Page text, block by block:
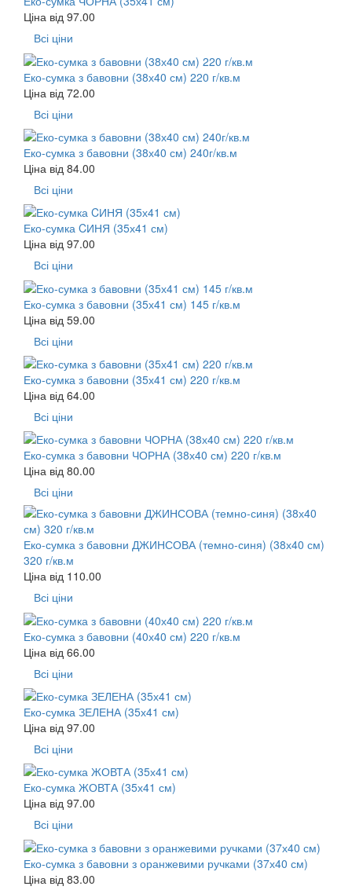
Ціна від 97.00
Всі ціни
Еко-сумка з бавовни (38х40 см) 220 г/кв.м
Ціна від 72.00
Всі ціни
Еко-сумка з бавовни (38х40 см) 240г/кв.м
Ціна від 84.00
Всі ціни
Еко-сумка CИНЯ (35х41 см)
Ціна від 97.00
Всі ціни
Еко-сумка з бавовни (35х41 см) 145 г/кв.м
Ціна від 59.00
Всі ціни
Еко-сумка з бавовни (35х41 см) 220 г/кв.м
Ціна від 64.00
Всі ціни
Еко-сумка з бавовни ЧОРНА (38х40 см) 220 г/кв.м
Ціна від 80.00
Всі ціни
Еко-сумка з бавовни ДЖИНСОВА (темно-синя) (38х40 см)
320 г/кв.м
Ціна від 110.00
Всі ціни
Еко-сумка з бавовни (40х40 см) 220 г/кв.м
Ціна від 66.00
Всі ціни
Еко-сумка ЗЕЛЕНА (35х41 см)
Ціна від 97.00
Всі ціни
Еко-сумка ЖОВТА (35х41 см)
Ціна від 97.00
Всі ціни
Еко-сумка з бавовни з оранжевими ручками (37х40 см)
Ціна від 83.00